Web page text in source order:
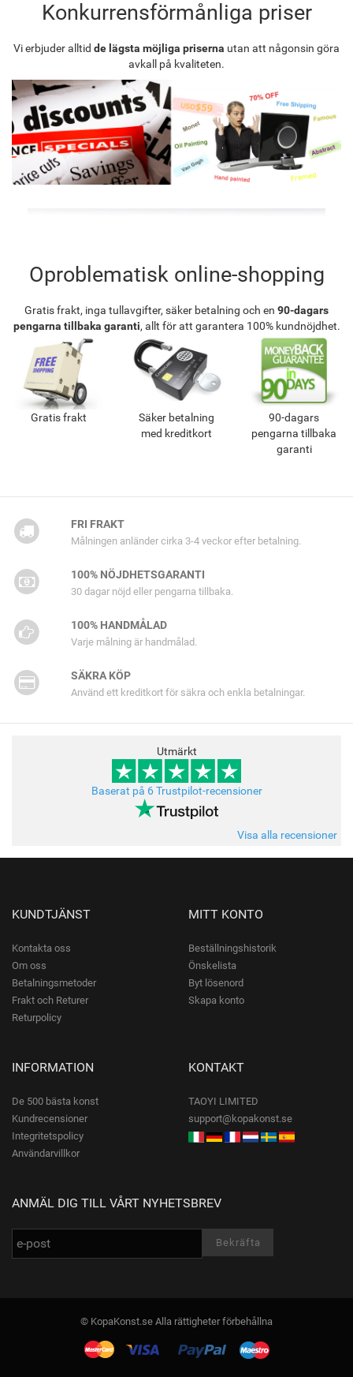
Konkurrensförmånliga priser
Vi erbjuder alltid de lägsta möjliga priserna utan att någonsin göra
avkall på kvaliteten.
Oproblematisk online-shopping
Gratis frakt, inga tullavgifter, säker betalning och en 90-dagars
pengarna tillbaka garanti, allt för att garantera 100% kundnöjdhet.
Gratis frakt
Säker betalning
med kreditkort
90-dagars
pengarna tillbaka
garanti
FRI FRAKT
Målningen anländer cirka 3-4 veckor efter betalning.
100% NÖJDHETSGARANTI
30 dagar nöjd eller pengarna tillbaka.
100% HANDMÅLAD
Varje målning är handmålad.
SÄKRA KÖP
Använd ett kreditkort för säkra och enkla betalningar.
Utmärkt
Baserat på 6 Trustpilot-recensioner
Visa alla recensioner
KUNDTJÄNST
Kontakta oss
Om oss
Betalningsmetoder
Frakt och Returer
Returpolicy
MITT KONTO
Beställningshistorik
Önskelista
Byt lösenord
Skapa konto
INFORMATION
De 500 bästa konst
Kundrecensioner
Integritetspolicy
Användarvillkor
KONTAKT
TAOYI LIMITED
support@kopakonst.se
ANMÄL DIG TILL VÅRT NYHETSBREV
© KopaKonst.se Alla rättigheter förbehållna